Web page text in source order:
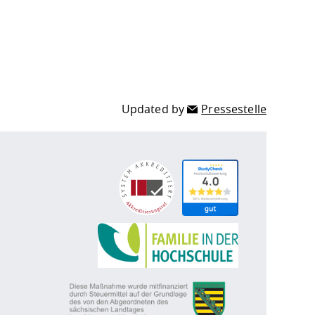
Updated by Pressestelle